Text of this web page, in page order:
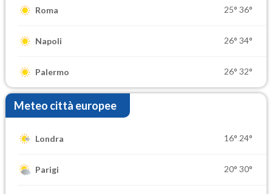
Roma 25° 36°
Napoli 26° 34°
Palermo 26° 32°
Meteo città europee
Londra 16° 24°
Parigi 20° 30°